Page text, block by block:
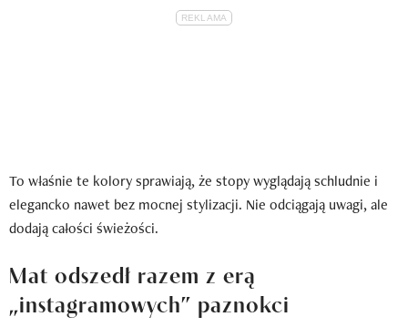
To właśnie te kolory sprawiają, że stopy wyglądają schludnie i
elegancko nawet bez mocnej stylizacji. Nie odciągają uwagi, ale
dodają całości świeżości.
Mat odszedł razem z erą
„instagramowych” paznokci